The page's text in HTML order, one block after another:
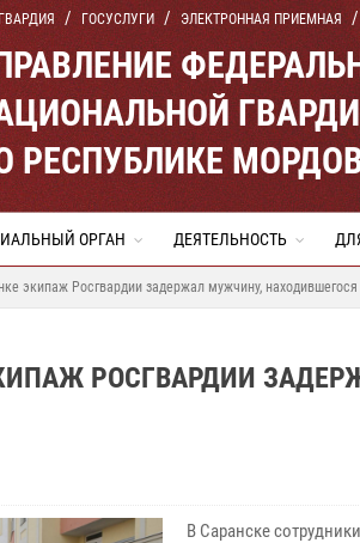
ГОСУСЛУГИ ЭЛЕКТРОННАЯ ПРИЕМНАЯ
РЕСПУБЛИКЕ
ОРГАН ДЕЯТЕЛЬНОСТЬ
экипаж Росгвардии задержал мужчину,
РОСГВАРДИИ
В Саранске